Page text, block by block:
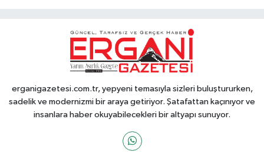
erganigazetesi.com.tr, yepyeni temasıyla sizleri buluştururken,
sadelik ve modernizmi bir araya getiriyor. Şatafattan kaçınıyor ve
insanlara haber okuyabilecekleri bir altyapı sunuyor.